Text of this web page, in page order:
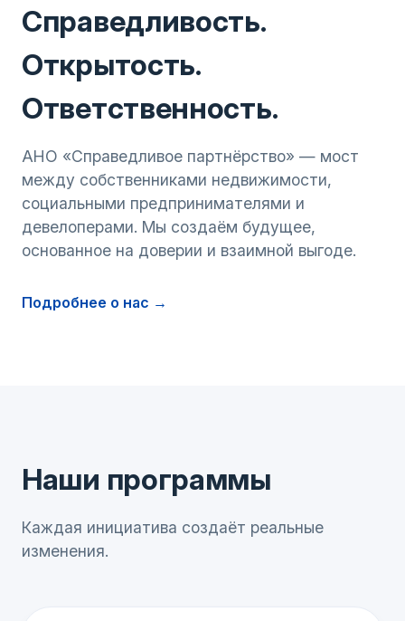
Справедливость.
Открытость.
Ответственность.
АНО «Справедливое партнёрство» — мост
между собственниками недвижимости,
социальными предпринимателями и
девелоперами. Мы создаём будущее,
основанное на доверии и взаимной выгоде.
Подробнее о нас →
Наши программы
Каждая инициатива создаёт реальные
изменения.